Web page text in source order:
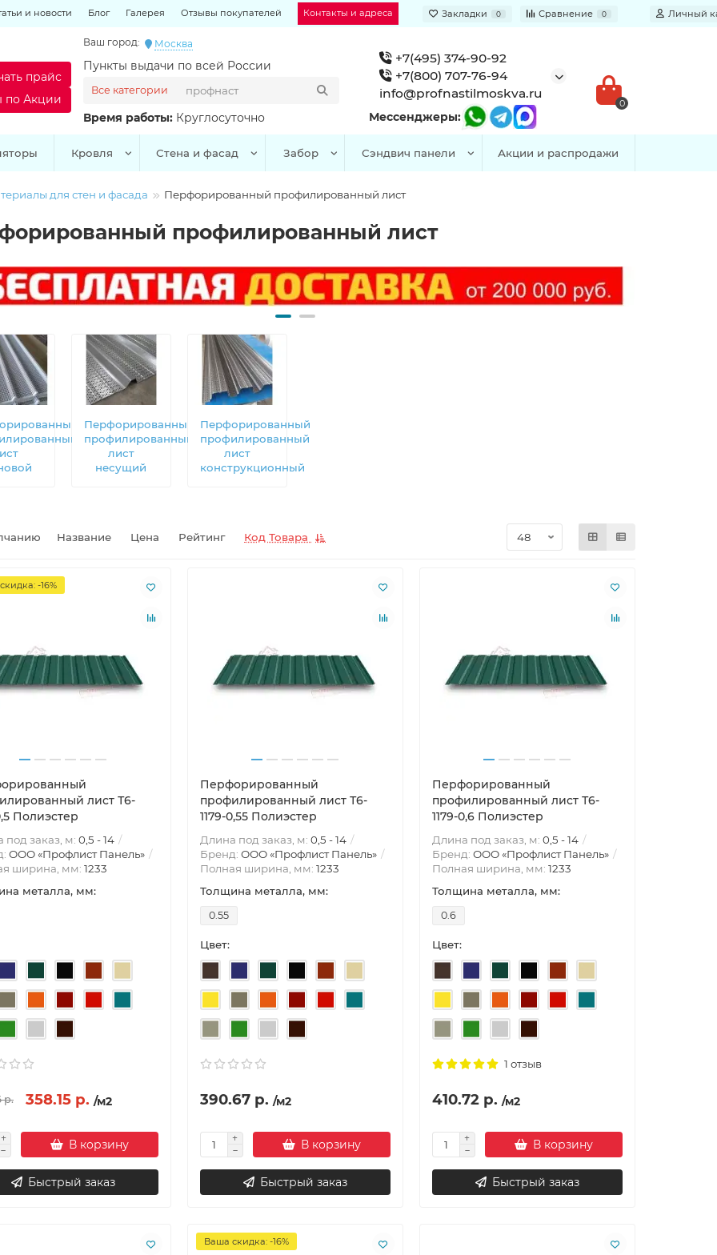
и новости Блог Галерея Отзывы покупателей Контакты и адреса Закладки 0 Сравнение 0 Личный
Ваш город: Москва
Пункты выдачи по всей России
Время работы: Круглосуточно
Все категории
прайс
по Акции
+7(495) 374-90-92
+7(800) 707-76-94
info@profnastilmoskva.ru
Мессенджеры:
0
Кровля Стена и фасад Забор Сэндвич панели Акции и распродажи
для стен и фасада Перфорированный профилированный лист
профилированный лист
Перфорированный
профилированный
лист
несущий
Перфорированный
профилированный
лист
конструкционный
Название Цена Рейтинг Код Товара
-16%
лист Т6-
Полиэстер
под заказ, м: 0,5 - 14
ООО «Профлист Панель»
ширина, мм: 1233
металла, мм:
р. 358.15 р. /м2
В корзину
Быстрый заказ
Перфорированный
профилированный лист Т6-
1179-0,55 Полиэстер
Длина под заказ, м: 0,5 - 14
Бренд: ООО «Профлист Панель»
Полная ширина, мм: 1233
Толщина металла, мм:
0.55
Цвет:
390.67 р. /м2
В корзину
Быстрый заказ
Перфорированный
профилированный лист Т6-
1179-0,6 Полиэстер
Длина под заказ, м: 0,5 - 14
Бренд: ООО «Профлист Панель»
Полная ширина, мм: 1233
Толщина металла, мм:
0.6
Цвет:
1 отзыв
410.72 р. /м2
В корзину
Быстрый заказ
Ваша скидка: -16%